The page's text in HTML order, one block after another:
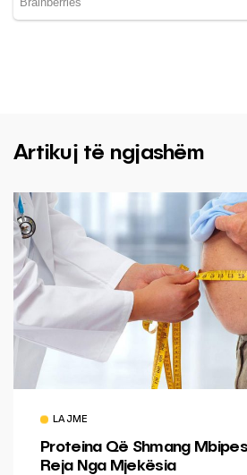
Artikuj të ngjashëm
LAJME
Proteina Që Shmang
Reja Nga Mjekësia